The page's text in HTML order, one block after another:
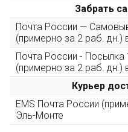
3000 рублей, Вы
повторные заказы - 10%
Скидка за обзор
(фото сборки)
Пришлите фото
конструктора и
10% при покупке
Забрать
Почта России —
(примерно за 2 раб. дн.)
Почта России - Посылка
(примерно за 2 раб. дн.)
Курьер
EMS Почта России
Эль-Монте